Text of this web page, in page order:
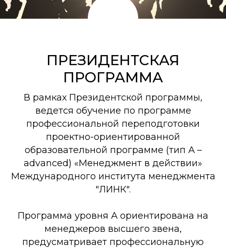
ПРЕЗИДЕНТСКАЯ
ПРОГРАММА
В рамках Президентской программы,
ведется обучение по программе
профессиональной переподготовки
проектно-ориентированной
образовательной программе (тип А –
аdvanced) «Менеджмент в действии»
Международного института менеджмента
"ЛИНК".
Программа уровня А ориентирована на
менеджеров высшего звена,
предусматривает профессиональную